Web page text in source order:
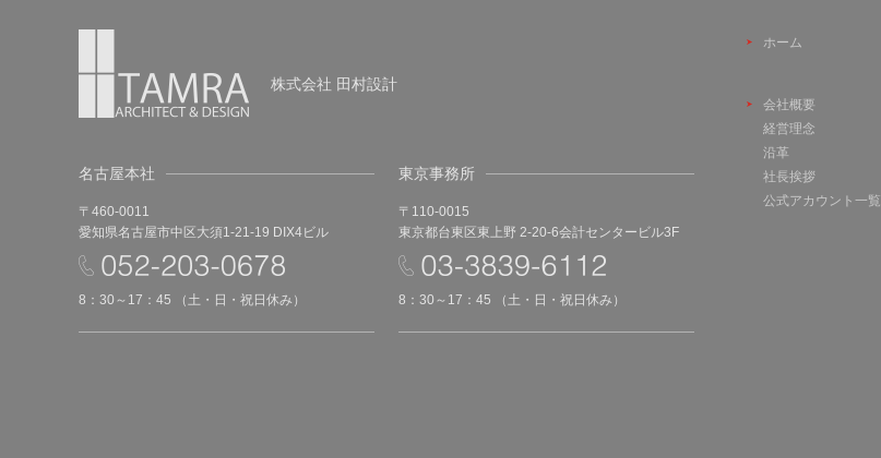
株式会社 田村設計
名古屋本社
〒460-0011
愛知県名古屋市中区大須1-21-19 DIX4ビル
8：30～17：45 （土・日・祝日休み）
東京事務所
〒110-0015
東京都台東区東上野 2-20-6会計センタービル3F
8：30～17：45 （土・日・祝日休み）
ホーム
会社概要
経営理念
沿革
社長挨拶
公式アカウント一覧